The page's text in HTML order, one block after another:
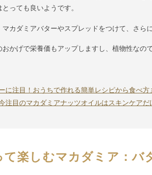
っても良いようです。
カダミアバターやスプレッドをつけて、さら
かげで栄養価もアップしますし、植物性な
に注目！おうちで作れる簡単レシピから食べ方
注目のマカダミアナッツオイルはスキンケアだ
て楽しむマカダミア：バ